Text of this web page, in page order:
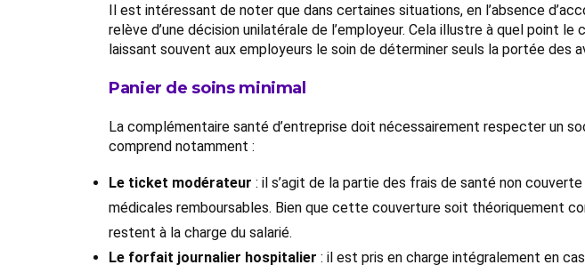
Il est intéressant de noter que dans certaines situations, en l’absence
relève d’une décision unilatérale de l’employeur. Cela illustre à quel point
laissant souvent aux employeurs le soin de déterminer seuls la portée des
Panier de soins minimal
La complémentaire santé d’entreprise doit nécessairement respecter un
comprend notamment :
Le ticket modérateur : il s’agit de la partie des frais de santé non
médicales remboursables. Bien que cette couverture soit théoriquement
restent à la charge du salarié.
Le forfait journalier hospitalier : il est pris en charge intégralement en